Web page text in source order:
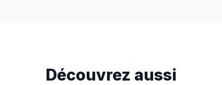
Découvrez aussi